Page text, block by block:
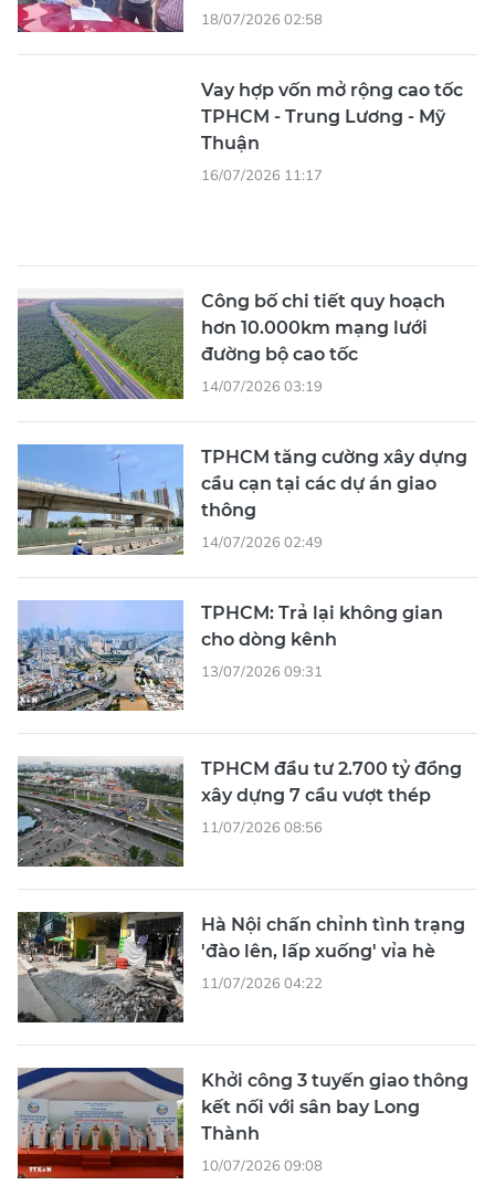
18/07/2026 02:58
Vay hợp vốn mở rộng cao tốc
TPHCM - Trung Lương - Mỹ
Thuận
16/07/2026 11:17
hơn 10.000km mạng lưới
đường bộ cao tốc
14/07/2026 03:19
cầu cạn tại các dự án giao
thông
14/07/2026 02:49
cho dòng kênh
13/07/2026 09:31
xây dựng 7 cầu vượt thép
11/07/2026 08:56
'đào lên, lấp xuống' vỉa hè
11/07/2026 04:22
kết nối với sân bay Long
Thành
10/07/2026 09:08